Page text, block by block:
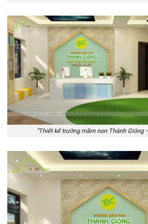
“Thiết kế trường mầm non Thánh Gióng